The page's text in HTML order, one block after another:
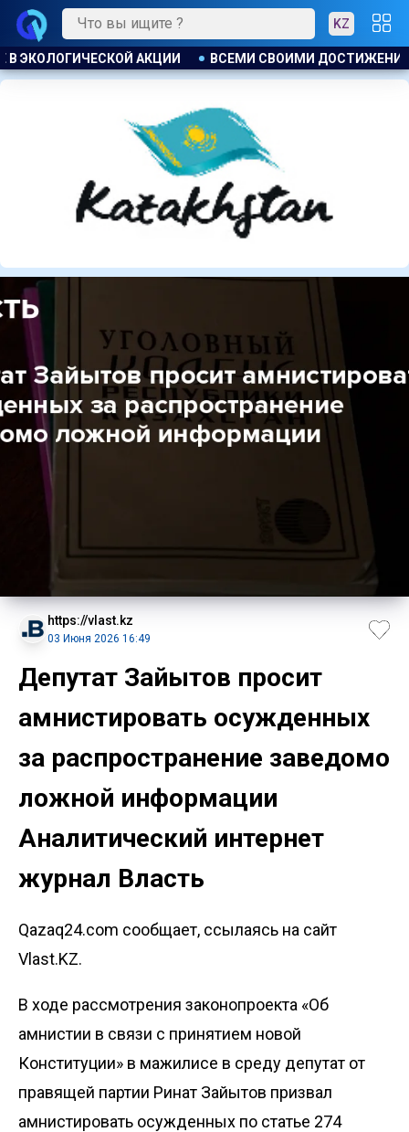
KZ
ДОСТИЖЕНИЯМИ КРАЙ ОБЯЗАН ЭНЕРГИИ СВОИХ ГРАЖДАН .
https://vlast.kz
03 Июня 2026 16:49
Депутат Зайытов просит
амнистировать осужденных
за распространение заведомо
ложной информации
Аналитический интернет
журнал Власть
Qazaq24.com сообщает, ссылаясь на сайт
Vlast.KZ.
В ходе рассмотрения законопроекта «Об
амнистии в связи с принятием новой
Конституции» в мажилисе в среду депутат от
правящей партии Ринат Зайытов призвал
амнистировать осужденных по статье 274